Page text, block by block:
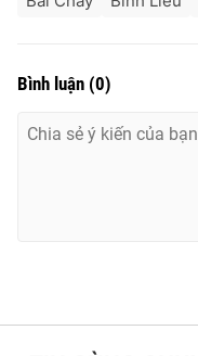
Bình luận (0)